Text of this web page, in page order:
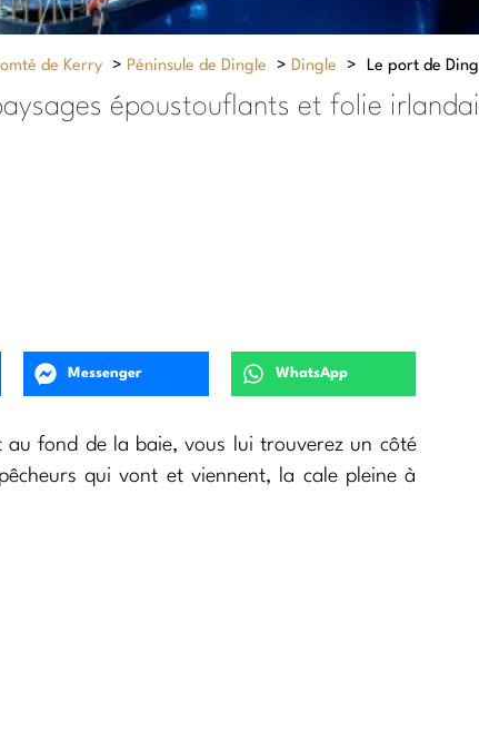
de Kerry > Péninsule de Dingle > Dingle > Le port de
époustouflants et folie
Messenger WhatsApp
au fond de la baie, vous lui trouverez un côté
qui vont et viennent, la cale pleine à